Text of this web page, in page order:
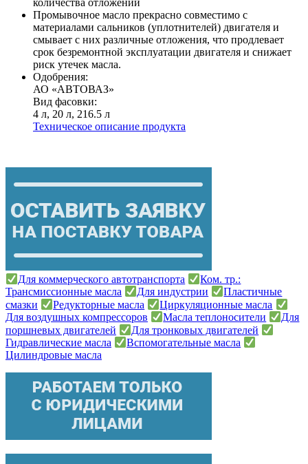
количества отложений
Промывочное масло прекрасно совместимо с
материалами сальников (уплотнителей) двигателя и
смывает с них различные отложения, что продлевает
срок безремонтной эксплуатации двигателя и снижает
риск утечек масла.
Одобрения:
АО «АВТОВАЗ»
Вид фасовки:
4 л, 20 л, 216.5 л
Техническое описание продукта
Для коммерческого автотранспорта
Ком. тр.:
Трансмиссионные масла
Для индустрии
Пластичные
смазки
Редукторные масла
Циркуляционные масла
Для воздушных компрессоров
Масла теплоносители
Для
поршневых двигателей
Для тронковых двигателей
Гидравлические масла
Вспомогательные масла
Цилиндровые масла